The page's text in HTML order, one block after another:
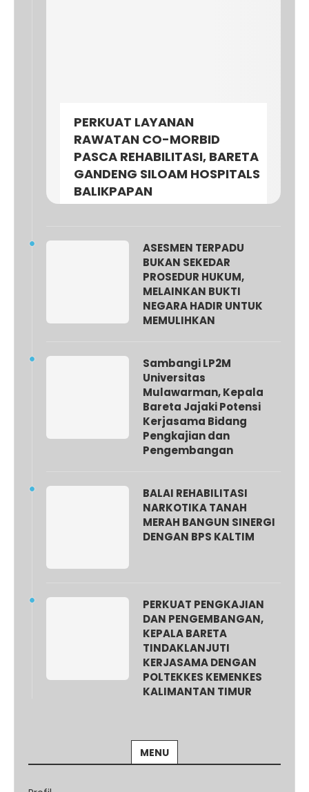
PERKUAT LAYANAN
RAWATAN CO-MORBID
PASCA REHABILITASI, BARETA
GANDENG SILOAM HOSPITALS
BALIKPAPAN
ASESMEN TERPADU
BUKAN SEKEDAR
PROSEDUR HUKUM,
MELAINKAN BUKTI
NEGARA HADIR UNTUK
MEMULIHKAN
Sambangi LP2M
Universitas
Mulawarman, Kepala
Bareta Jajaki Potensi
Kerjasama Bidang
Pengkajian dan
Pengembangan
BALAI REHABILITASI
NARKOTIKA TANAH
MERAH BANGUN SINERGI
DENGAN BPS KALTIM
PERKUAT PENGKAJIAN
DAN PENGEMBANGAN,
KEPALA BARETA
TINDAKLANJUTI
KERJASAMA DENGAN
POLTEKKES KEMENKES
KALIMANTAN TIMUR
MENU